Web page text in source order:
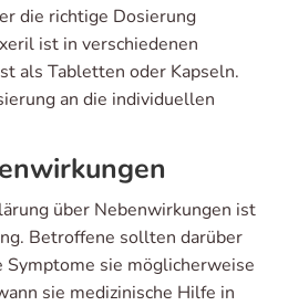
die richtige Dosierung
ist in verschiedenen
als Tabletten oder Kapseln.
an die individuellen
über Nebenwirkungen ist
Betroffene sollten darüber
sie möglicherweise
sie medizinische Hilfe in